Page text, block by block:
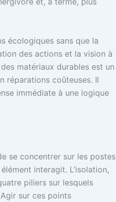
écologiques sans que la
des actions et la vision à
matériaux durables est un
réparations coûteuses. Il
immédiate à une logique
se concentrer sur les postes
interagit. L’isolation,
piliers sur lesquels
sur ces points